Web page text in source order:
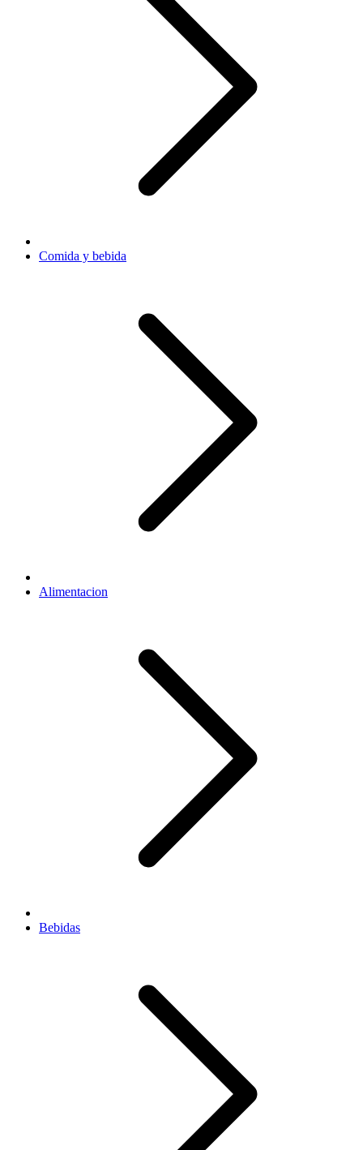
Comida y bebida
Alimentacion
Bebidas